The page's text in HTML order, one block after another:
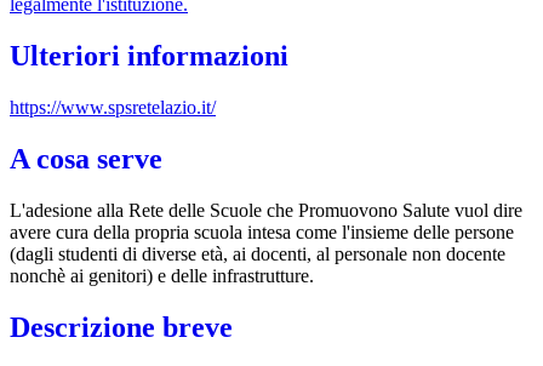
legalmente l'istituzione.
Ulteriori informazioni
https://www.spsretelazio.it/
A cosa serve
L'adesione alla Rete delle Scuole che Promuovono Salute vuol dire
avere cura della propria scuola intesa come l'insieme delle persone
(dagli studenti di diverse età, ai docenti, al personale non docente
nonchè ai genitori) e delle infrastrutture.
Descrizione breve